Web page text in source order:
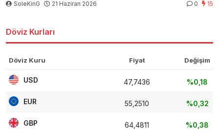
SoleKinG 21 Haziran 2026 0 15
Döviz Kurları
Döviz Kuru Fiyat Değişim
USD 47,7436 %0,18
EUR 55,2510 %0,32
GBP 64,4811 %0,38